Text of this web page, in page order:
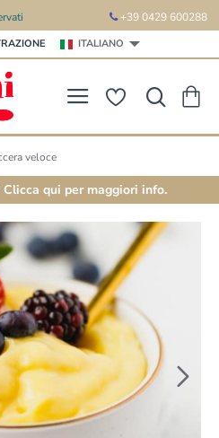
+39 0429 600288
ITALIANO
veloce
Clicca qui per maggiori info.